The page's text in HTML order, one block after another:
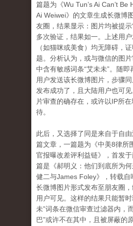
篇题为《Wu Tun’s Ai Can’t Be
Ai Weiwei》的文章生成长微博
友圈，结果显示：图片均被提示
多次验证，结果如一。上述用
（如猫咪或美食）均无障碍，
题。分析认为，或与微信的图
中含有敏感词条“艾未未”。随即
用户发送该长微博图片，步骤
发布成功了，且大陆用户也可
片审查的确存在，或许以IP所
待。
此后，又选择了同是来自于自
篇文章，一篇题为《中美8律所
官报曝改差评利益链》，首发
篇是《郝明义：他们到底所为何
健二与James Foley》，转载自
长微博图片形式发布至朋友圈
用户可见。这样的结果只能暂
未”词条在微信审查过滤器内，
巴”或许不在其中，且被屏蔽的